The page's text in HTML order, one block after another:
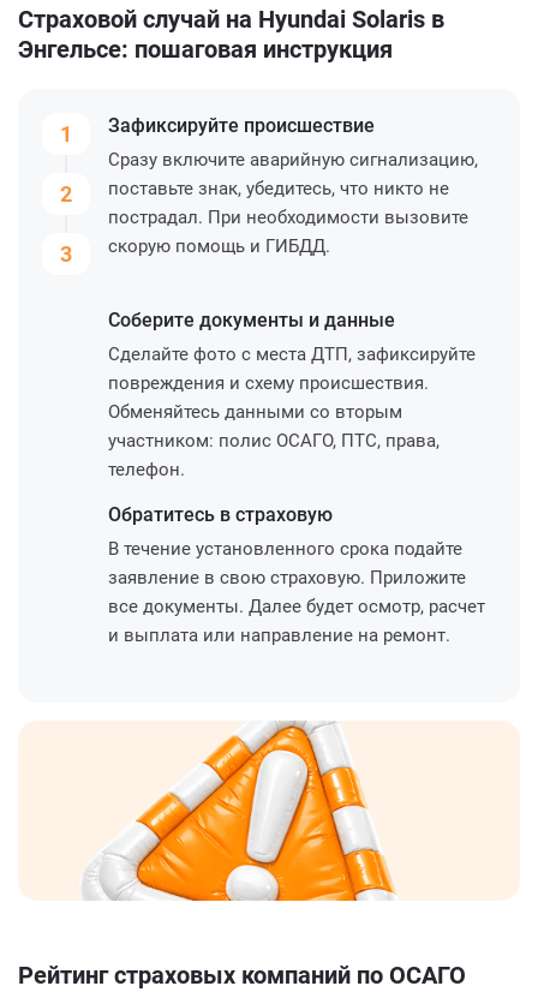
Страховой случай на Hyundai Solaris в
Энгельсе: пошаговая инструкция
1
2
3
Зафиксируйте происшествие
Сразу включите аварийную сигнализацию,
поставьте знак, убедитесь, что никто не
пострадал. При необходимости вызовите
скорую помощь и ГИБДД.
Соберите документы и данные
Сделайте фото с места ДТП, зафиксируйте
повреждения и схему происшествия.
Обменяйтесь данными со вторым
участником: полис ОСАГО, ПТС, права,
телефон.
Обратитесь в страховую
В течение установленного срока подайте
заявление в свою страховую. Приложите
все документы. Далее будет осмотр, расчет
и выплата или направление на ремонт.
Рейтинг страховых компаний по ОСАГО